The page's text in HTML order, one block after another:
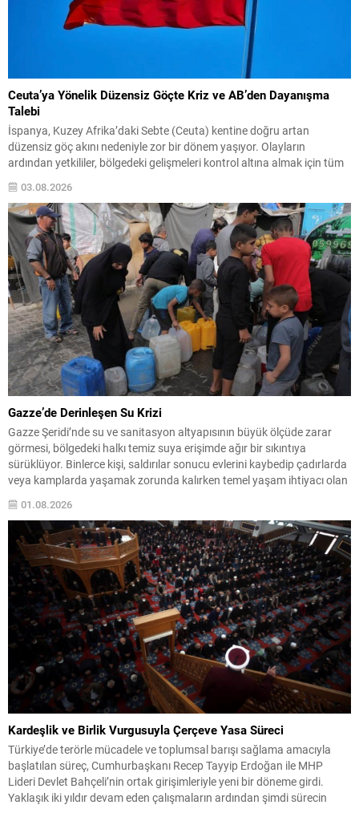
Ceuta’ya Yönelik Düzensiz Göçte Kriz ve AB’den Dayanışma
Talebi
İspanya, Kuzey Afrika’daki Sebte (Ceuta) kentine doğru artan
düzensiz göç akını nedeniyle zor bir dönem yaşıyor. Olayların
ardından yetkililer, bölgedeki gelişmeleri kontrol altına almak için tüm
imkanları seferber ettiklerini bildirdi. İçişleri Bakanı Albares, konuyla
ilgili değerlendirmesinde, yarın yapılacak toplantıda Avrupa Birliği
ülkelerinden dayanışma isteyeceklerini belirtti. Albares, ayrıca krizin
başında Fas...
03.08.2026
Gazze’de Derinleşen Su Krizi
Gazze Şeridi’nde su ve sanitasyon altyapısının büyük ölçüde zarar
görmesi, bölgedeki halkı temiz suya erişimde ağır bir sıkıntıya
sürüklüyor. Binlerce kişi, saldırılar sonucu evlerini kaybedip çadırlarda
veya kamplarda yaşamak zorunda kalırken temel yaşam ihtiyacı olan
düzensiz olduğundan aileler süregelen belirsizlikle...
01.08.2026
Kardeşlik ve Birlik Vurgusuyla Çerçeve Yasa Süreci
Türkiye’de terörle mücadele ve toplumsal barışı sağlama amacıyla
başlatılan süreç, Cumhurbaşkanı Recep Tayyip Erdoğan ile MHP
Lideri Devlet Bahçeli’nin ortak girişimleriyle yeni bir döneme girdi.
Yaklaşık iki yıldır devam eden çalışmaların ardından şimdi sürecin